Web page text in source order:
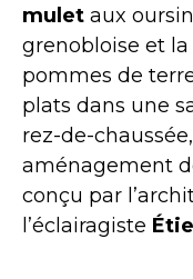
mulet aux
grenobloise et la
pommes de
plats dans une
rez-de-
aménagement
conçu par
l’éclairagiste